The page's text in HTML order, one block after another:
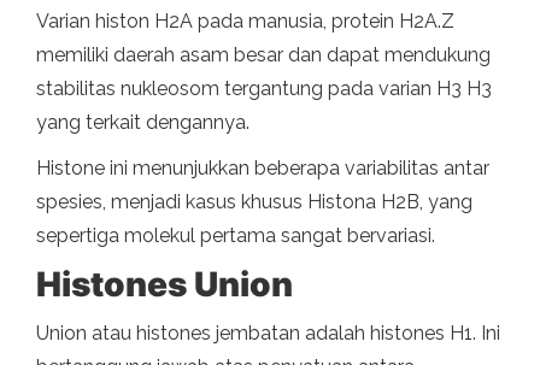
Varian histon H2A pada manusia, protein H2A.Z
memiliki daerah asam besar dan dapat mendukung
stabilitas nukleosom tergantung pada varian H3 H3
yang terkait dengannya.
Histone ini menunjukkan beberapa variabilitas antar
spesies, menjadi kasus khusus Histona H2B, yang
sepertiga molekul pertama sangat bervariasi.
Histones Union
Union atau histones jembatan adalah histones H1. Ini